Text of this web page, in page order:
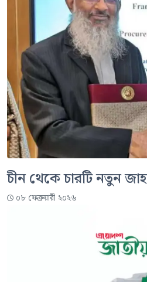
চীন থেকে চারটি নতুন
০৮ ফেব্রুয়ারী ২০২৬